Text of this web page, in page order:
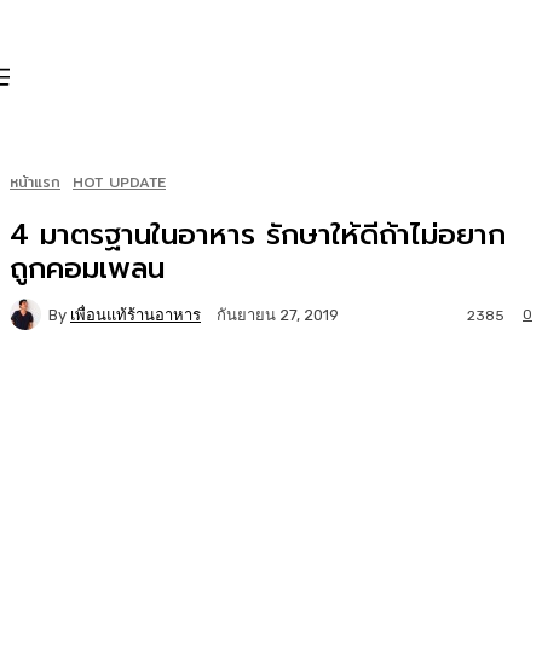
หน้าแรก HOT UPDATE
4 มาตรฐานในอาหาร รักษาให้ดีถ้าไม่อยาก
ถูกคอมเพลน
By เพื่อนแท้ร้านอาหาร กันยายน 27, 2019 0
2385